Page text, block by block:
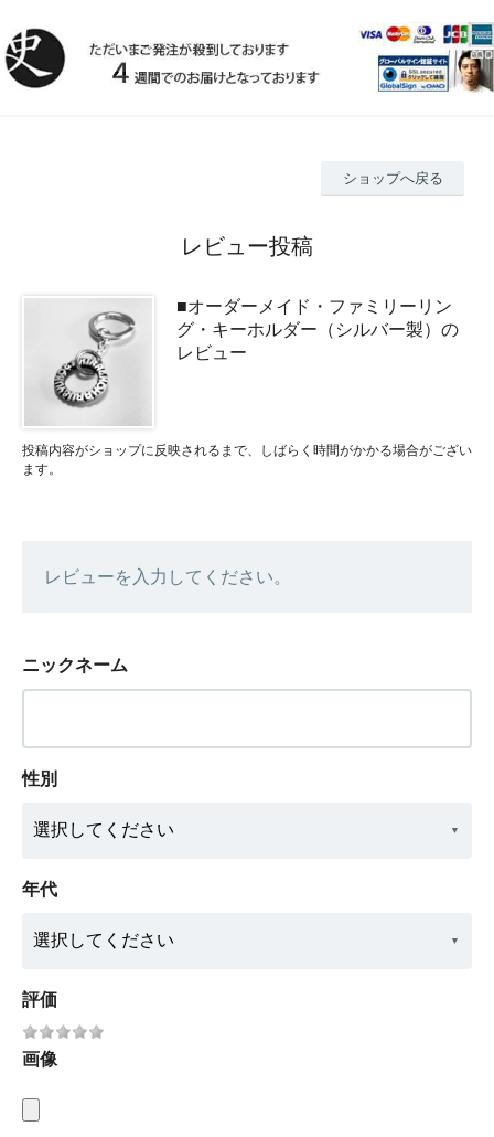
ショップへ戻る
レビュー投稿
■オーダーメイド・ファミリーリン
グ・キーホルダー（シルバー製）の
レビュー
投稿内容がショップに反映されるまで、しばらく時間がかかる場合がござい
ます。
レビューを入力してください。
ニックネーム
性別
年代
評価
画像